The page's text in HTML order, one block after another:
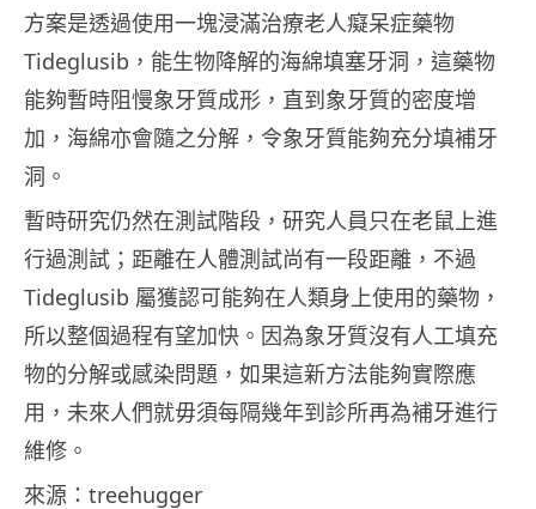
方案是透過使用一塊浸滿治療老人癡呆症藥物
Tideglusib，能生物降解的海綿填塞牙洞，這藥物
能夠暫時阻慢象牙質成形，直到象牙質的密度增
加，海綿亦會隨之分解，令象牙質能夠充分填補牙
洞。
暫時研究仍然在測試階段，研究人員只在老鼠上進
行過測試；距離在人體測試尚有一段距離，不過
Tideglusib 屬獲認可能夠在人類身上使用的藥物，
所以整個過程有望加快。因為象牙質沒有人工填充
物的分解或感染問題，如果這新方法能夠實際應
用，未來人們就毋須每隔幾年到診所再為補牙進行
維修。
來源：treehugger